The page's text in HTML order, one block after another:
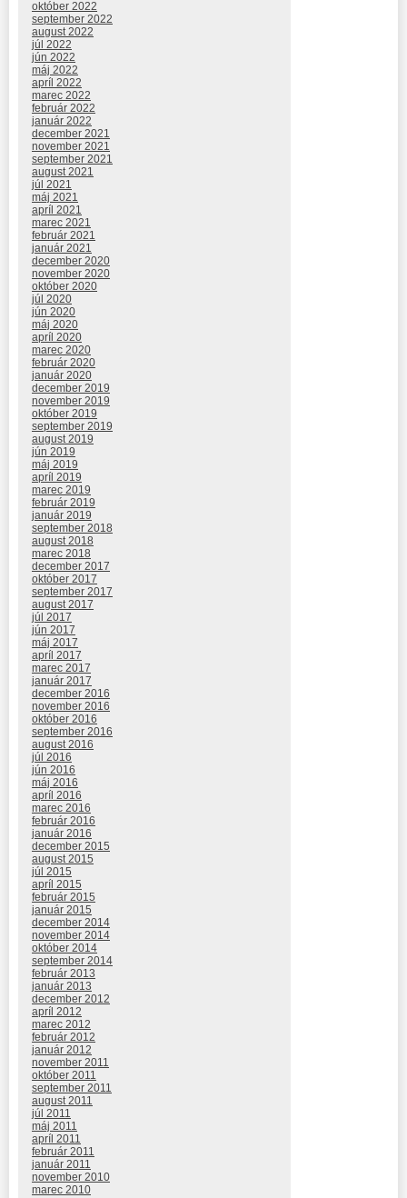
október 2022
september 2022
august 2022
júl 2022
jún 2022
máj 2022
apríl 2022
marec 2022
február 2022
január 2022
december 2021
november 2021
september 2021
august 2021
júl 2021
máj 2021
apríl 2021
marec 2021
február 2021
január 2021
december 2020
november 2020
október 2020
júl 2020
jún 2020
máj 2020
apríl 2020
marec 2020
február 2020
január 2020
december 2019
november 2019
október 2019
september 2019
august 2019
jún 2019
máj 2019
apríl 2019
marec 2019
február 2019
január 2019
september 2018
august 2018
marec 2018
december 2017
október 2017
september 2017
august 2017
júl 2017
jún 2017
máj 2017
apríl 2017
marec 2017
január 2017
december 2016
november 2016
október 2016
september 2016
august 2016
júl 2016
jún 2016
máj 2016
apríl 2016
marec 2016
február 2016
január 2016
december 2015
august 2015
júl 2015
apríl 2015
február 2015
január 2015
december 2014
november 2014
október 2014
september 2014
február 2013
január 2013
december 2012
apríl 2012
marec 2012
február 2012
január 2012
november 2011
október 2011
september 2011
august 2011
júl 2011
máj 2011
apríl 2011
február 2011
január 2011
november 2010
marec 2010